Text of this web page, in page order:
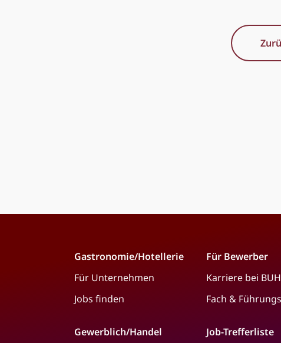
Gastronomie/Hotellerie
Für Unternehmen
Jobs finden
Gewerblich/Handel
Für Bewerber
Karriere bei
Fach &
Job-Trefferliste